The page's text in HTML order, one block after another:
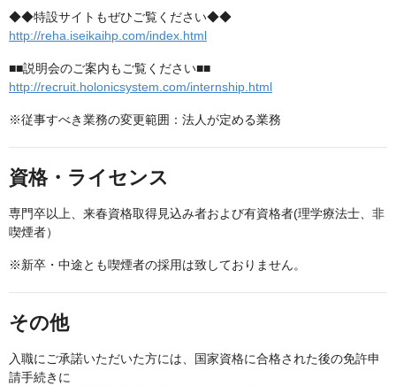
◆◆特設サイトもぜひご覧ください◆◆
http://reha.iseikaihp.com/index.html
■■説明会のご案内もご覧ください■■
http://recruit.holonicsystem.com/internship.html
※従事すべき業務の変更範囲：法人が定める業務
資格・ライセンス
専門卒以上、来春資格取得見込み者および有資格者(理学療法士、非
喫煙者）
※新卒・中途とも喫煙者の採用は致しておりません。
その他
入職にご承諾いただいた方には、国家資格に合格された後の免許申
請手続きに